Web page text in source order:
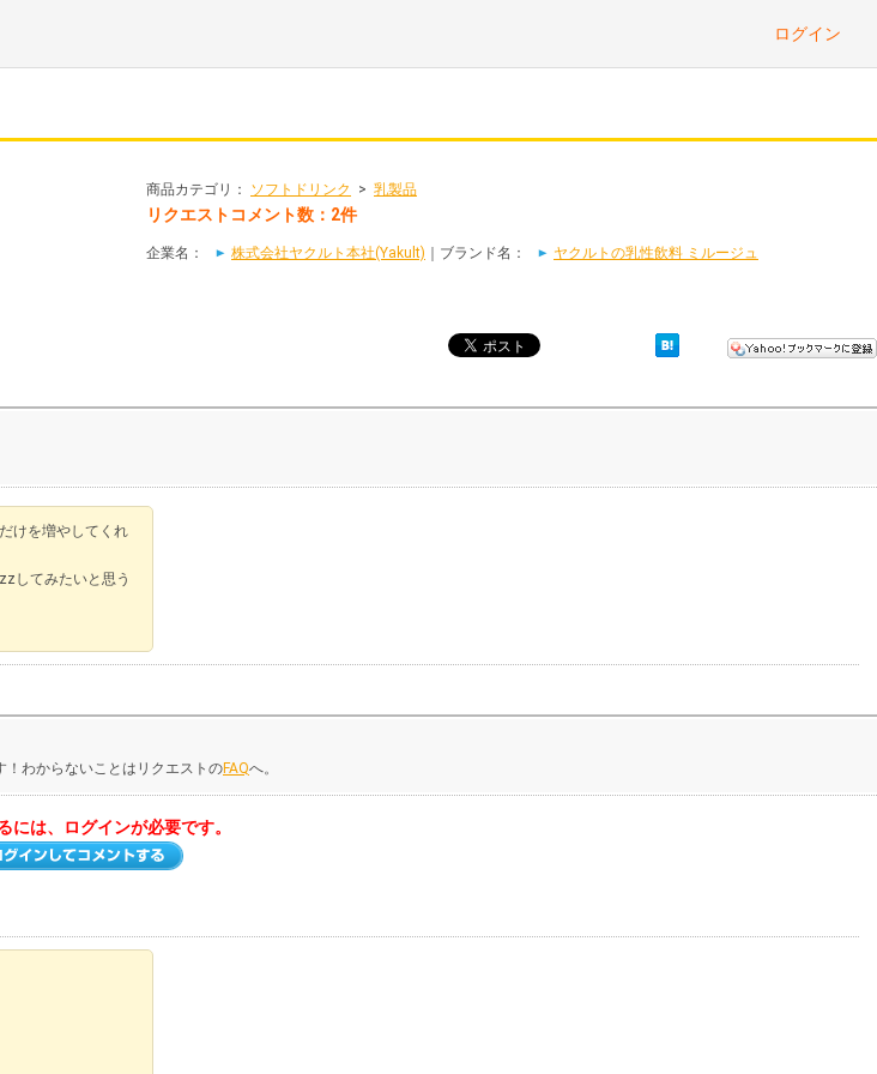
ログイン
商品カテゴリ： ソフトドリンク > 乳製品
リクエストコメント数：2件
企業名： 株式会社ヤクルト本社(Yakult) ｜ブランド名： ヤクルトの乳性飲料 ミルージュ
けを増やしてくれ
してみたいと思う
！わからないことはリクエストのFAQへ。
には、ログインが必要です。